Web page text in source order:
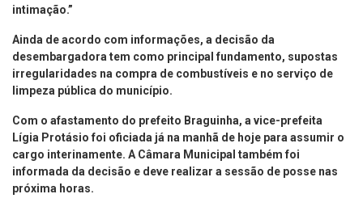
intimação.”
Ainda de acordo com informações, a decisão da
desembargadora tem como principal fundamento, supostas
irregularidades na compra de combustíveis e no serviço de
limpeza pública do município.
Com o afastamento do prefeito Braguinha, a vice-prefeita
Lígia Protásio foi oficiada já na manhã de hoje para assumir o
cargo interinamente. A Câmara Municipal também foi
informada da decisão e deve realizar a sessão de posse nas
próxima horas.